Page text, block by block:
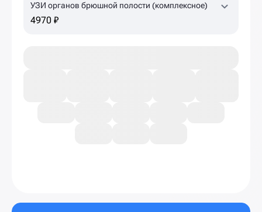
УЗИ органов брюшной полости (комплексное)
4970 ₽